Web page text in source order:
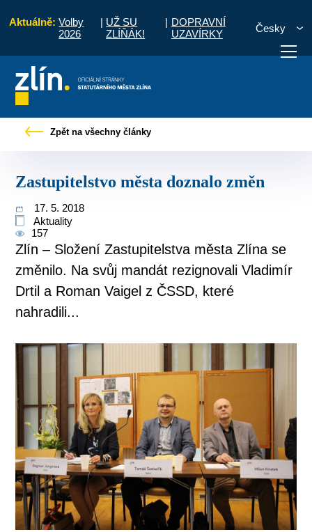
Aktuálně: Volby
2026
| UŽ SU
ZLÍŇÁK!
| DOPRAVNÍ
UZAVÍRKY
Česky
vyřídit Potřebuji zaplatit
Zpět na všechny články
Zastupitelstvo města doznalo změn
17. 5. 2018
Aktuality
157
Zlín – Složení Zastupitelstva města Zlína se
změnilo. Na svůj mandát rezignovali Vladimír
Drtil a Roman Vaigel z ČSSD, které
nahradili...